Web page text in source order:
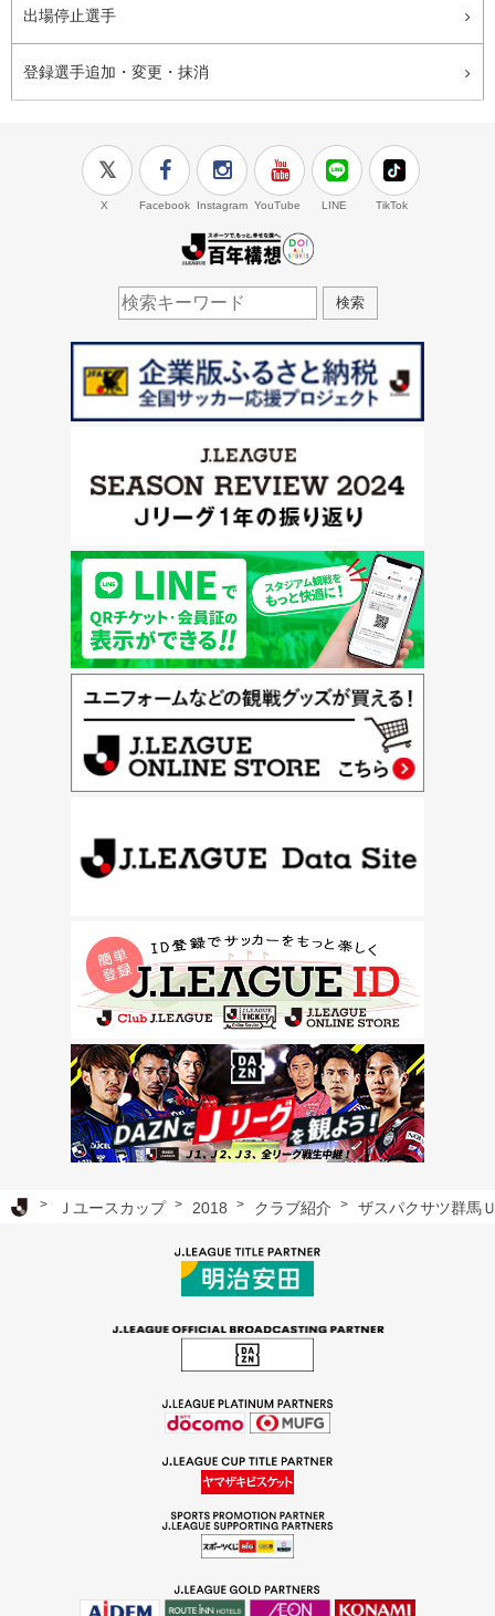
出場停止選手
登録選手追加・変更・抹消
X Facebook Instagram YouTube LINE TikTok
検索
Ｊリーグ TOP
Ｊユースカップ 2018 クラブ紹介 ザスパクサツ群馬